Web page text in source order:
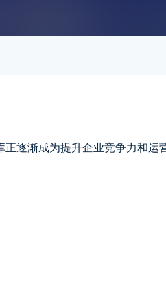
逐渐成为提升企业竞争力和运